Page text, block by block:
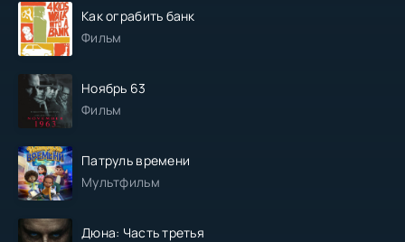
Как ограбить банк
Фильм
Ноябрь 63
Фильм
Патруль времени
Мультфильм
Дюна: Часть третья